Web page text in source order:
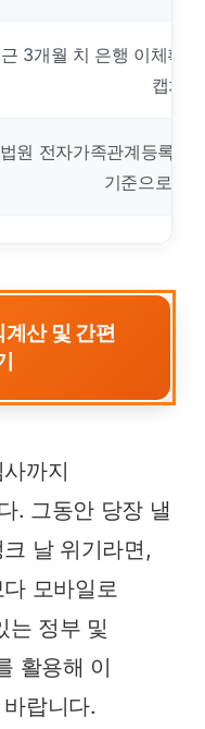
3개월 치 은행 이체확
캡처본
원 전자가족관계등록시스
기준으로 각
산 및 간편
까지
. 그동안 당장 낼
날 위기라면,
모바일로
는 정부 및
활용해 이
랍니다.